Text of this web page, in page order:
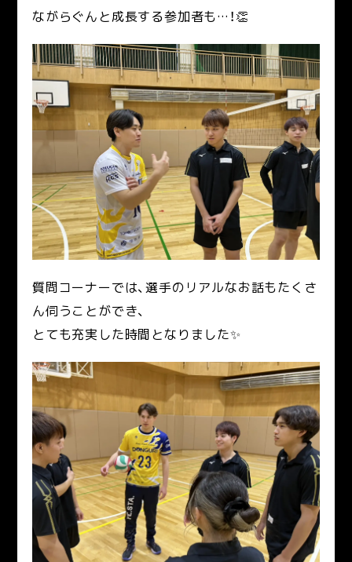
ながらぐんと成長する参加者も…！👏
質問コーナーでは、選手のリアルなお話もたくさ
ん伺うことができ、
とても充実した時間となりました✨